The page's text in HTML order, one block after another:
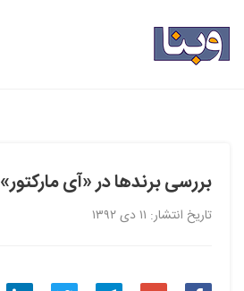
بررسی برندها در «آی مارکتور»
تاریخ انتشار: ۱۱ دی ۱۳۹۲